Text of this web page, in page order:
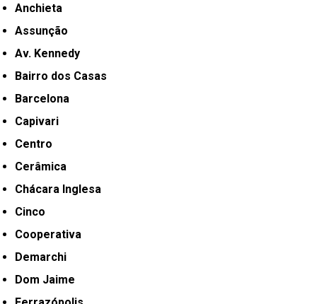
Anchieta
Assunção
Av. Kennedy
Bairro dos Casas
Barcelona
Capivari
Centro
Cerâmica
Chácara Inglesa
Cinco
Cooperativa
Demarchi
Dom Jaime